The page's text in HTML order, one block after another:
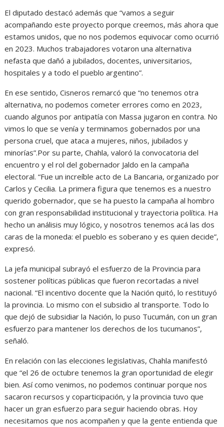
El diputado destacó además que “vamos a seguir
acompañando este proyecto porque creemos, más ahora que
estamos unidos, que no nos podemos equivocar como ocurrió
en 2023. Muchos trabajadores votaron una alternativa
nefasta que dañó a jubilados, docentes, universitarios,
hospitales y a todo el pueblo argentino”.
En ese sentido, Cisneros remarcó que “no tenemos otra
alternativa, no podemos cometer errores como en 2023,
cuando algunos por antipatía con Massa jugaron en contra. No
vimos lo que se venía y terminamos gobernados por una
persona cruel, que ataca a mujeres, niños, jubilados y
minorías”.Por su parte, Chahla, valoró la convocatoria del
encuentro y el rol del gobernador Jaldo en la campaña
electoral. “Fue un increíble acto de La Bancaria, organizado por
Carlos y Cecilia. La primera figura que tenemos es a nuestro
querido gobernador, que se ha puesto la campaña al hombro
con gran responsabilidad institucional y trayectoria política. Ha
hecho un análisis muy lógico, y nosotros tenemos acá las dos
caras de la moneda: el pueblo es soberano y es quien decide”,
expresó.
La jefa municipal subrayó el esfuerzo de la Provincia para
sostener políticas públicas que fueron recortadas a nivel
nacional. “El incentivo docente que la Nación quitó, lo restituyó
la provincia. Lo mismo con el subsidio al transporte. Todo lo
que dejó de subsidiar la Nación, lo puso Tucumán, con un gran
esfuerzo para mantener los derechos de los tucumanos”,
señaló.
En relación con las elecciones legislativas, Chahla manifestó
que “el 26 de octubre tenemos la gran oportunidad de elegir
bien. Así como venimos, no podemos continuar porque nos
sacaron recursos y coparticipación, y la provincia tuvo que
hacer un gran esfuerzo para seguir haciendo obras. Hoy
necesitamos que nos acompañen y que la gente entienda que